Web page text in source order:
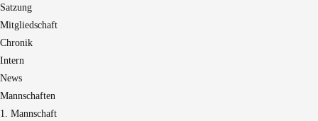
Satzung
Mitgliedschaft
Chronik
Intern
News
Mannschaften
1. Mannschaft